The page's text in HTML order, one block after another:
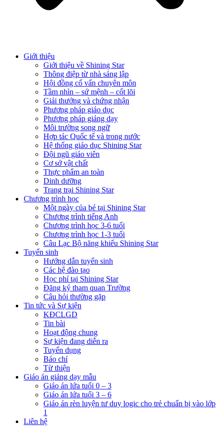
Giới thiệu
Giới thiệu về Shining Star
Thông điệp từ nhà sáng lập
Hội đồng cố vấn chuyên môn
Tầm nhìn – sứ mệnh – cốt lõi
Giải thưởng và chứng nhận
Phương pháp giáo dục
Phương pháp giảng dạy
Môi trường song ngữ
Hợp tác Quốc tế và trong nước
Hệ thống giáo dục Shining Star
Đội ngũ giáo viên
Cơ sở vật chất
Thực phẩm an toàn
Dinh dưỡng
Trang trại Shining Star
Chương trình học
Một ngày của bé tại Shining Star
Chương trình tiếng Anh
Chương trình học 3-6 tuổi
Chương trình học 1-3 tuổi
Câu Lạc Bộ năng khiếu Shining Star
Tuyển sinh
Hướng dẫn tuyển sinh
Các hệ đào tạo
Học phí tại Shining Star
Đăng ký tham quan Trường
Câu hỏi thường gặp
Tin tức và Sự kiện
KĐCLGD
Tin bài
Hoạt động chung
Sự kiện đang diễn ra
Tuyển dụng
Báo chí
Từ thiện
Giáo án giảng dạy mẫu
Giáo án lứa tuổi 0 – 3
Giáo án lứa tuổi 3 – 6
Giáo án rèn luyện tư duy logic cho trẻ chuẩn bị vào lớp
1
Liên hệ